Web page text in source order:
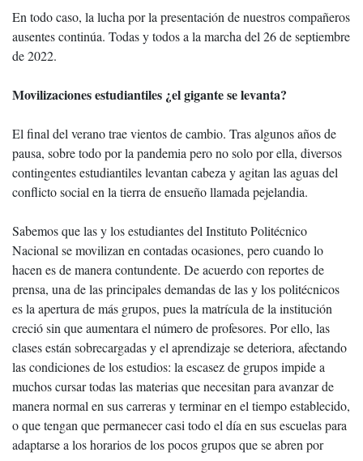
En todo caso, la lucha por la presentación de nuestros compañeros
ausentes continúa. Todas y todos a la marcha del 26 de septiembre
de 2022.
Movilizaciones estudiantiles ¿el gigante se levanta?
El final del verano trae vientos de cambio. Tras algunos años de
pausa, sobre todo por la pandemia pero no solo por ella, diversos
contingentes estudiantiles levantan cabeza y agitan las aguas del
conflicto social en la tierra de ensueño llamada pejelandia.
Sabemos que las y los estudiantes del Instituto Politécnico
Nacional se movilizan en contadas ocasiones, pero cuando lo
hacen es de manera contundente. De acuerdo con reportes de
prensa, una de las principales demandas de las y los politécnicos
es la apertura de más grupos, pues la matrícula de la institución
creció sin que aumentara el número de profesores. Por ello, las
clases están sobrecargadas y el aprendizaje se deteriora, afectando
las condiciones de los estudios: la escasez de grupos impide a
muchos cursar todas las materias que necesitan para avanzar de
manera normal en sus carreras y terminar en el tiempo establecido,
o que tengan que permanecer casi todo el día en sus escuelas para
adaptarse a los horarios de los pocos grupos que se abren por